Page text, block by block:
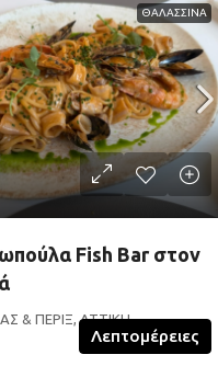
ΘΑΛΑΣΣΙΝΑ
Fish Bar στον
& ΠΕΡΙΞ, ΑΤΤΙΚΗ
Λεπτομέρειες